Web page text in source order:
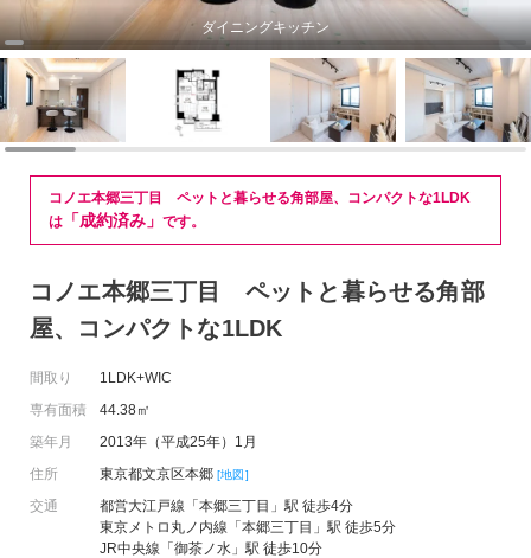
ダイニングキッチン
コノエ本郷三丁目 ペットと暮らせる角部屋、コンパクトな1LDK
は 「成約済み」 です。
コノエ本郷三丁目 ペットと暮らせる角部
屋、コンパクトな1LDK
間取り
1LDK+WIC
専有面積
44.38㎡
築年月
2013年（平成25年）1月
住所
東京都文京区本郷 [地図]
交通
都営大江戸線「本郷三丁目」駅 徒歩4分
東京メトロ丸ノ内線「本郷三丁目」駅 徒歩5分
JR中央線「御茶ノ水」駅 徒歩10分